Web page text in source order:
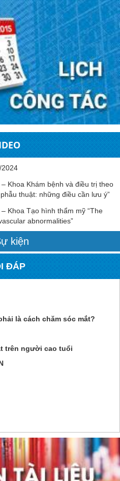
2024
Khoa Khám bệnh và điều trị theo
thuật: những điều cần lưu ý”
Khoa Tạo hình thẩm mỹ “The
abnormalities”
kiện
ĐÁP
là cách chăm sóc mắt?
trên người cao tuổi